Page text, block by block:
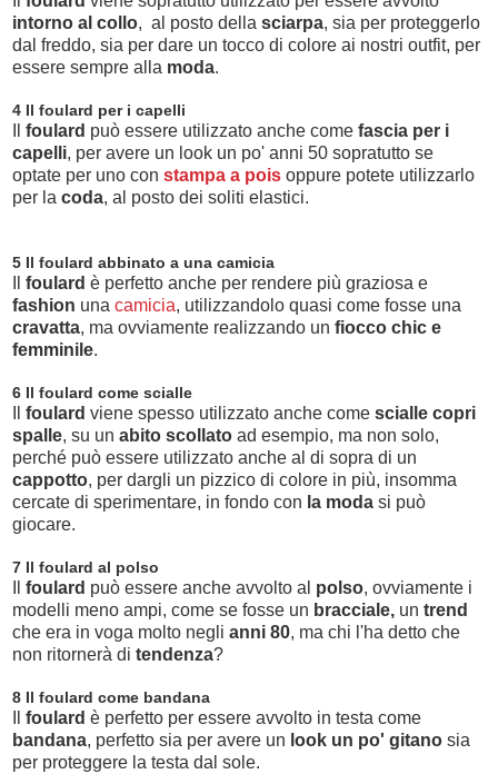
intorno al collo, al posto della sciarpa, sia per proteggerlo
dal freddo, sia per dare un tocco di colore ai nostri outfit, per
essere sempre alla moda.
4 Il foulard per i capelli
foulard può essere utilizzato anche come fascia per i
capelli, per avere un look un po' anni 50 sopratutto se
optate per uno con stampa a pois oppure potete utilizzarlo
per la coda, al posto dei soliti elastici.
5 Il foulard abbinato a una camicia
foulard è perfetto anche per rendere più graziosa e
fashion una camicia, utilizzandolo quasi come fosse una
cravatta, ma ovviamente realizzando un fiocco chic e
femminile.
6 Il foulard come scialle
foulard viene spesso utilizzato anche come scialle copri
spalle, su un abito scollato ad esempio, ma non solo,
perché può essere utilizzato anche al di sopra di un
cappotto, per dargli un pizzico di colore in più, insomma
cercate di sperimentare, in fondo con la moda si può
giocare.
7 Il foulard al polso
foulard può essere anche avvolto al polso, ovviamente i
modelli meno ampi, come se fosse un bracciale, un trend
che era in voga molto negli anni 80, ma chi l'ha detto che
non ritornerà di tendenza?
8 Il foulard come bandana
foulard è perfetto per essere avvolto in testa come
bandana, perfetto sia per avere un look un po' gitano sia
per proteggere la testa dal sole.